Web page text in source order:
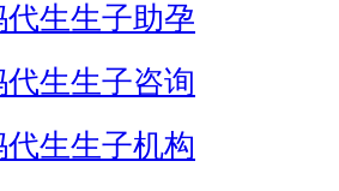
代生生子助孕
代生生子咨询
代生生子机构